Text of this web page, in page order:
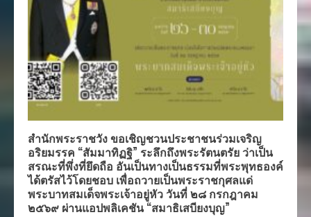
สำนักพระราชวัง ขอเชิญชวนประชาชนร่วมเจริญ
อริยมรรค “สัมมาทิฏฐิ” ระลึกถึงพระรัตนตรัย ว่าเป็น
สรณะที่พึ่งที่ยึดถือ อันเป็นทางเป็นธรรมที่พระพุทธองค์
ได้ตรัสไว้โดยชอบ เพื่อถวายเป็นพระราชกุศลแด่
พระบาทสมเด็จพระเจ้าอยู่หัว วันที่ ๒๘ กรกฎาคม
๒๕๖๙ ผ่านแอปพลิเคชัน “สมาธิเสบียงบุญ”